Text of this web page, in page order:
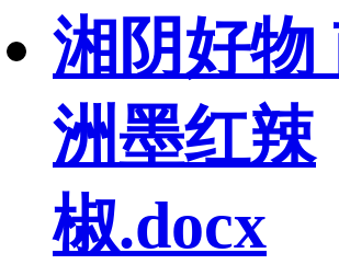
湘阴好物
洲墨红辣
椒.docx